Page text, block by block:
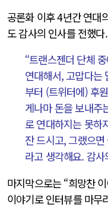
공론화 이후 4년간 연대
도 감사의 인사를 전했다.
“트랜스젠더 단체
연대해서, 고맙다는
부터 (트위터에) 후
게나마 돈을 보내주
로 연대하지는 못하
잔 드시고, 그랬으
라고 생각해요. 감
마지막으로는 “희망찬
이야기로 인터뷰를 마무